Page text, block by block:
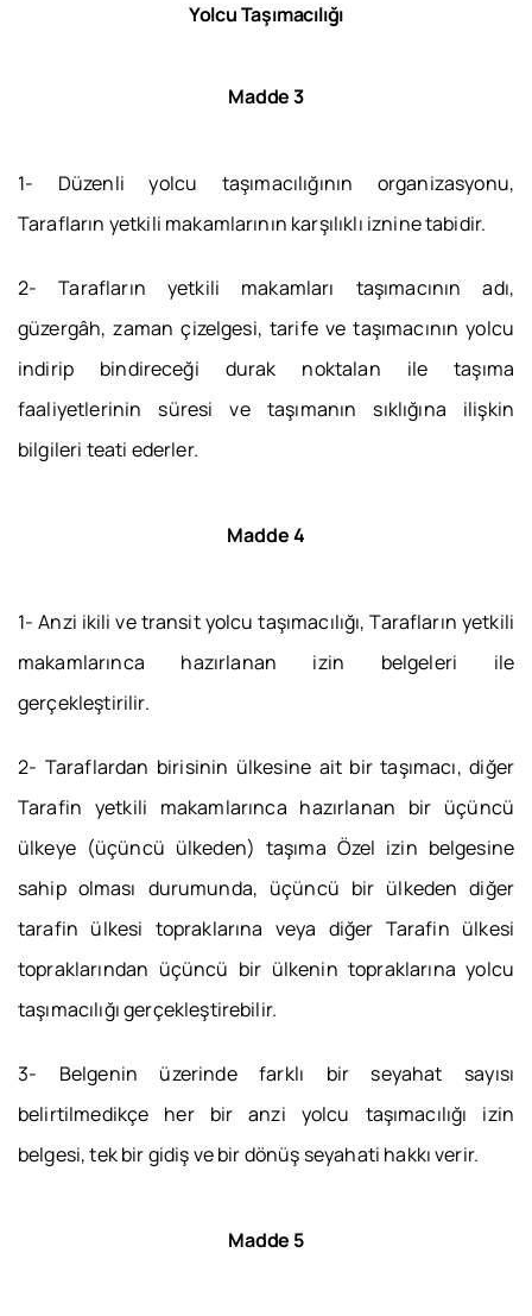
Yolcu Taşımacılığı
Madde 3
1- Düzenli yolcu taşımacılığının organizasyonu,
Tarafların yetkili makamlarının karşılıklı iznine tabidir.
2- Tarafların yetkili makamları taşımacının adı,
güzergâh, zaman çizelgesi, tarife ve taşımacının yolcu
indirip bindireceği durak noktalan ile taşıma
faaliyetlerinin süresi ve taşımanın sıklığına ilişkin
bilgileri teati ederler.
Madde 4
1- Anzi ikili ve transit yolcu taşımacılığı, Tarafların yetkili
makamlarınca hazırlanan izin belgeleri ile
gerçekleştirilir.
2- Taraflardan birisinin ülkesine ait bir taşımacı, diğer
Tarafin yetkili makamlarınca hazırlanan bir üçüncü
ülkeye (üçüncü ülkeden) taşıma Özel izin belgesine
sahip olması durumunda, üçüncü bir ülkeden diğer
tarafin ülkesi topraklarına veya diğer Tarafin ülkesi
topraklarından üçüncü bir ülkenin topraklarına yolcu
taşımacılığı gerçekleştirebilir.
3- Belgenin üzerinde farklı bir seyahat sayısı
belirtilmedikçe her bir anzi yolcu taşımacılığı izin
belgesi, tek bir gidiş ve bir dönüş seyahati hakkı verir.
Madde 5